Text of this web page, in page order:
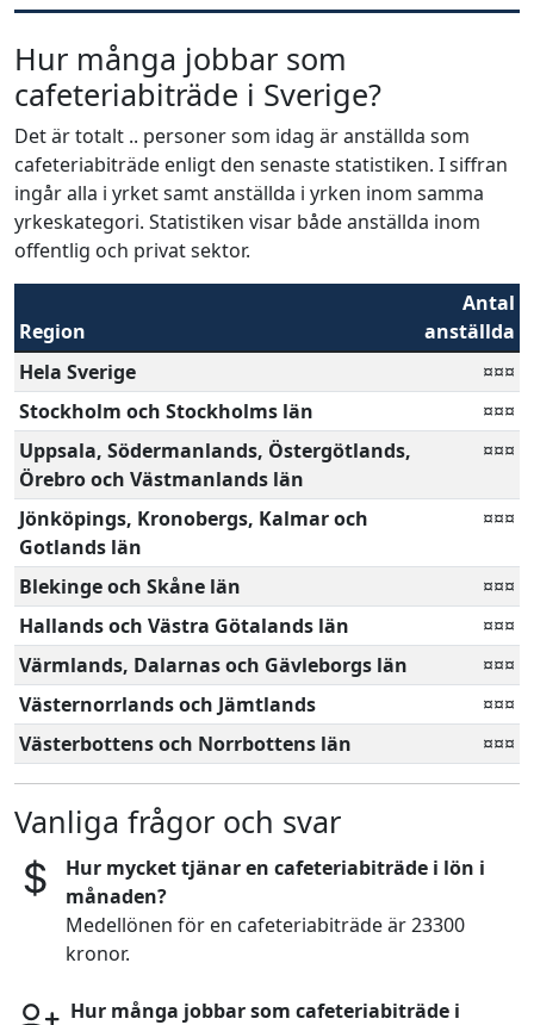
Hur många jobbar som
cafeteriabiträde i Sverige?
Det är totalt .. personer som idag är anställda som
cafeteriabiträde enligt den senaste statistiken. I siffran
ingår alla i yrket samt anställda i yrken inom samma
yrkeskategori. Statistiken visar både anställda inom
offentlig och privat sektor.
Region
Antal
anställda
Hela Sverige
¤¤¤
Stockholm och Stockholms län
¤¤¤
Uppsala, Södermanlands, Östergötlands,
Örebro och Västmanlands län
¤¤¤
Jönköpings, Kronobergs, Kalmar och
Gotlands län
¤¤¤
Blekinge och Skåne län
¤¤¤
Hallands och Västra Götalands län
¤¤¤
Värmlands, Dalarnas och Gävleborgs län
¤¤¤
Västernorrlands och Jämtlands
¤¤¤
Västerbottens och Norrbottens län
¤¤¤
Vanliga frågor och svar
Hur mycket tjänar en cafeteriabiträde i lön i
månaden?
Medellönen för en cafeteriabiträde är 23300
kronor.
Hur många jobbar som cafeteriabiträde i